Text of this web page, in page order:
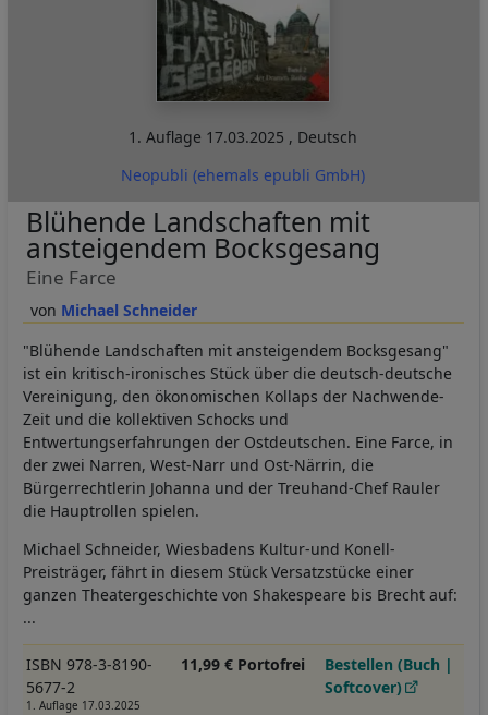
1. Auflage 17.03.2025 , Deutsch
Neopubli (ehemals epubli GmbH)
Michael Schneider
Blühende Landschaften mit
ansteigendem Bocksgesang
Eine Farce
"Blühende Landschaften mit ansteigendem Bocksgesang"
ist ein kritisch-ironisches Stück über die deutsch-deutsche
Vereinigung, den ökonomischen Kollaps der Nachwende-
Zeit und die kollektiven Schocks und
Entwertungserfahrungen der Ostdeutschen. Eine Farce, in
der zwei Narren, West-Narr und Ost-Närrin, die
Bürgerrechtlerin Johanna und der Treuhand-Chef Rauler
die Hauptrollen spielen.
Michael Schneider, Wiesbadens Kultur-und Konell-
Preisträger, fährt in diesem Stück Versatzstücke einer
ganzen Theatergeschichte von Shakespeare bis Brecht auf:
...
ISBN 978-3-8190-
5677-2
1. Auflage 17.03.2025
11,99 € Portofrei
Bestellen (Buch |
Softcover)